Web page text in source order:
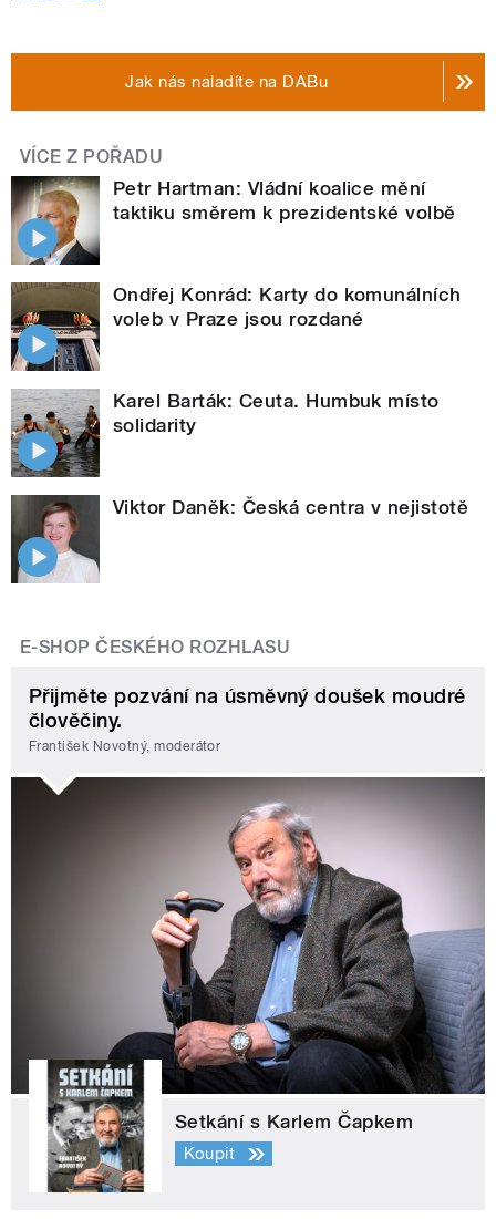
Jak nás naladíte na DABu
VÍCE Z POŘADU
Petr Hartman: Vládní koalice mění
taktiku směrem k prezidentské volbě
Ondřej Konrád: Karty do komunálních
voleb v Praze jsou rozdané
Karel Barták: Ceuta. Humbuk místo
solidarity
Viktor Daněk: Česká centra v nejistotě
E-SHOP ČESKÉHO ROZHLASU
Přijměte pozvání na úsměvný doušek moudré
člověčiny.
František Novotný, moderátor
Setkání s Karlem Čapkem
Koupit